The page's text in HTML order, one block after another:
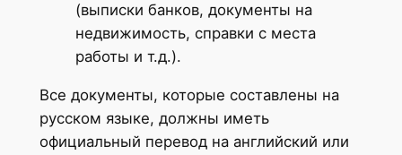
(выписки банков, документы на
недвижимость, справки с места
работы и т.д.).
Все документы, которые составлены на
русском языке, должны иметь
официальный перевод на английский или